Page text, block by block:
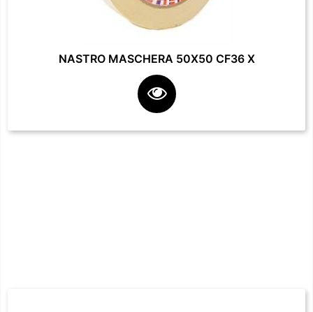
NASTRO MASCHERA 50X50 CF36 X